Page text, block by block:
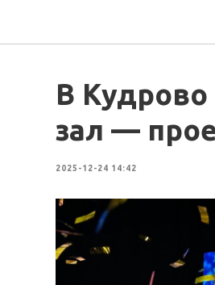
В
зал —
2025-12-24 14:42